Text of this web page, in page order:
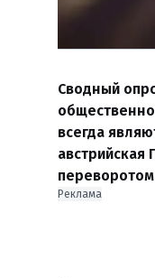
Сводный
всегда
Реклама